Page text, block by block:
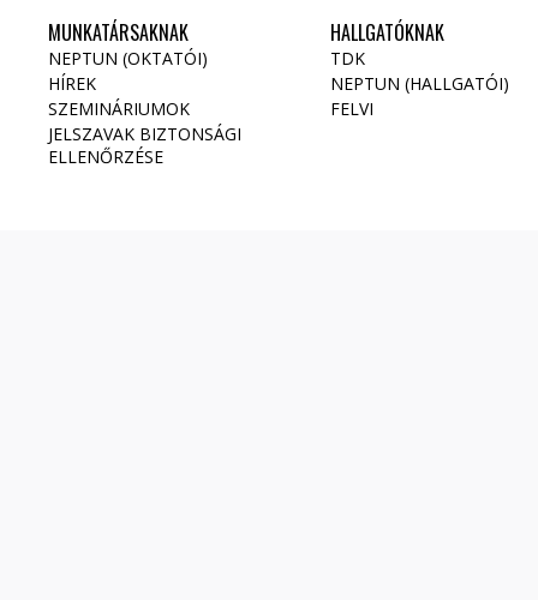
MUNKATÁRSAKNAK
NEPTUN (OKTATÓI)
HÍREK
SZEMINÁRIUMOK
JELSZAVAK BIZTONSÁGI
ELLENŐRZÉSE
HALLGATÓKNAK
TDK
NEPTUN (HALLGATÓI)
FELVI